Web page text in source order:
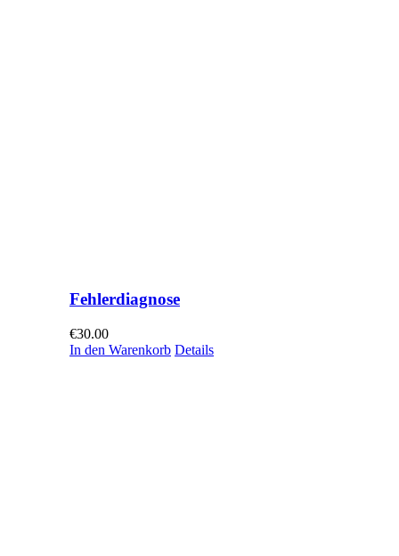
Fehlerdiagnose
€30.00
In den Warenkorb Details